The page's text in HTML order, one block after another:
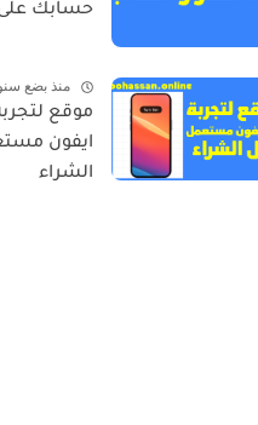
حسابك
منذ بضع
موقع
ايفون
الشراء